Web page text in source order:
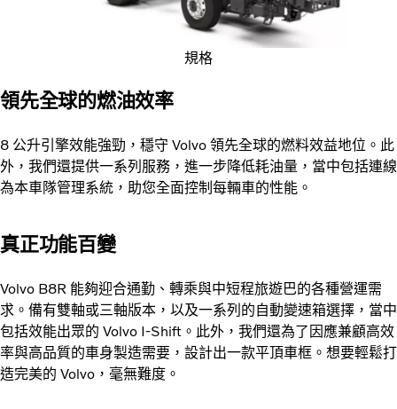
規格
領先全球的燃油效率
8 公升引擎效能強勁，穩守 Volvo 領先全球的燃料效益地位。此
外，我們還提供一系列服務，進一步降低耗油量，當中包括連線
為本車隊管理系統，助您全面控制每輛車的性能。
真正功能百變
Volvo B8R 能夠迎合通勤、轉乘與中短程旅遊巴的各種營運需
求。備有雙軸或三軸版本，以及一系列的自動變速箱選擇，當中
包括效能出眾的 Volvo I-Shift。此外，我們還為了因應兼顧高效
率與高品質的車身製造需要，設計出一款平頂車框。想要輕鬆打
造完美的 Volvo，毫無難度。